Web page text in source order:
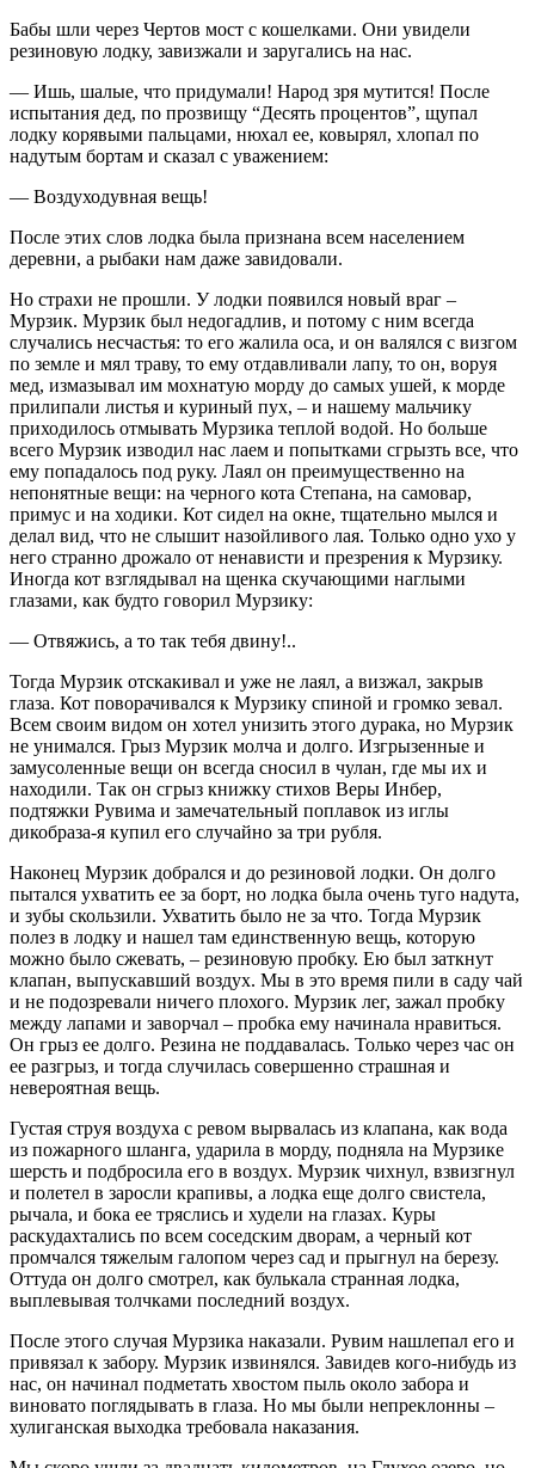
Бабы шли через Чертов мост с кошелками. Они увидели
резиновую лодку, завизжали и заругались на нас.
— Ишь, шалые, что придумали! Народ зря мутится! После
испытания дед, по прозвищу “Десять процентов”, щупал
лодку корявыми пальцами, нюхал ее, ковырял, хлопал по
надутым бортам и сказал с уважением:
— Воздуходувная вещь!
После этих слов лодка была признана всем населением
деревни, а рыбаки нам даже завидовали.
Но страхи не прошли. У лодки появился новый враг –
Мурзик. Мурзик был недогадлив, и потому с ним всегда
случались несчастья: то его жалила оса, и он валялся с визгом
по земле и мял траву, то ему отдавливали лапу, то он, воруя
мед, измазывал им мохнатую морду до самых ушей, к морде
прилипали листья и куриный пух, – и нашему мальчику
приходилось отмывать Мурзика теплой водой. Но больше
всего Мурзик изводил нас лаем и попытками сгрызть все, что
ему попадалось под руку. Лаял он преимущественно на
непонятные вещи: на черного кота Степана, на самовар,
примус и на ходики. Кот сидел на окне, тщательно мылся и
делал вид, что не слышит назойливого лая. Только одно ухо у
него странно дрожало от ненависти и презрения к Мурзику.
Иногда кот взглядывал на щенка скучающими наглыми
глазами, как будто говорил Мурзику:
— Отвяжись, а то так тебя двину!..
Тогда Мурзик отскакивал и уже не лаял, а визжал, закрыв
глаза. Кот поворачивался к Мурзику спиной и громко зевал.
Всем своим видом он хотел унизить этого дурака, но Мурзик
не унимался. Грыз Мурзик молча и долго. Изгрызенные и
замусоленные вещи он всегда сносил в чулан, где мы их и
находили. Так он сгрыз книжку стихов Веры Инбер,
подтяжки Рувима и замечательный поплавок из иглы
дикобраза-я купил его случайно за три рубля.
Наконец Мурзик добрался и до резиновой лодки. Он долго
пытался ухватить ее за борт, но лодка была очень туго надута,
и зубы скользили. Ухватить было не за что. Тогда Мурзик
полез в лодку и нашел там единственную вещь, которую
можно было сжевать, – резиновую пробку. Ею был заткнут
клапан, выпускавший воздух. Мы в это время пили в саду чай
и не подозревали ничего плохого. Мурзик лег, зажал пробку
между лапами и заворчал – пробка ему начинала нравиться.
Он грыз ее долго. Резина не поддавалась. Только через час он
ее разгрыз, и тогда случилась совершенно страшная и
невероятная вещь.
Густая струя воздуха с ревом вырвалась из клапана, как вода
из пожарного шланга, ударила в морду, подняла на Мурзике
шерсть и подбросила его в воздух. Мурзик чихнул, взвизгнул
и полетел в заросли крапивы, а лодка еще долго свистела,
рычала, и бока ее тряслись и худели на глазах. Куры
раскудахтались по всем соседским дворам, а черный кот
промчался тяжелым галопом через сад и прыгнул на березу.
Оттуда он долго смотрел, как булькала странная лодка,
выплевывая толчками последний воздух.
После этого случая Мурзика наказали. Рувим нашлепал его и
привязал к забору. Мурзик извинялся. Завидев кого-нибудь из
нас, он начинал подметать хвостом пыль около забора и
виновато поглядывать в глаза. Но мы были непреклонны –
хулиганская выходка требовала наказания.